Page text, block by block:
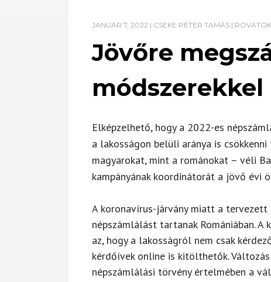
JANUÁR 7, 2022 | CSEKE PÉTER TAMÁS | ROVATOK
Jövőre
módszerekkel
Elképzelhető, hogy a 2022-es
a lakosságon belüli aránya is
magyarokat, mint a románokat – véli
kampányának koordinátorát a jövő évi
A koronavírus-járvány miatt a tervezett
népszámlálást tartanak Romániában.
az, hogy a lakosságról nem csak
kérdőívek online is kitölthetők.
népszámlálási törvény értelmében a